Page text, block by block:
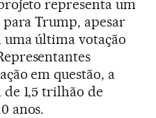
representa um
Trump, apesar
uma última votação
em questão, a
de 1,5 trilhão de
anos.